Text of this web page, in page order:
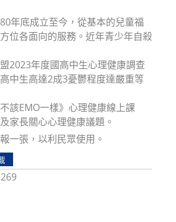
年底成立至今，從基本的兒童福
位各面向的服務。近年青少年自殺
2023年度國高中生心理健康調查
中生高達2成3憂鬱程度達嚴重等
該EMO一樣》心理健康線上課
家長關心心理健康議題。
一張，以利民眾使用。
269